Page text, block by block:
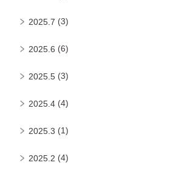
2025.7 (3)
2025.6 (6)
2025.5 (3)
2025.4 (4)
2025.3 (1)
2025.2 (4)